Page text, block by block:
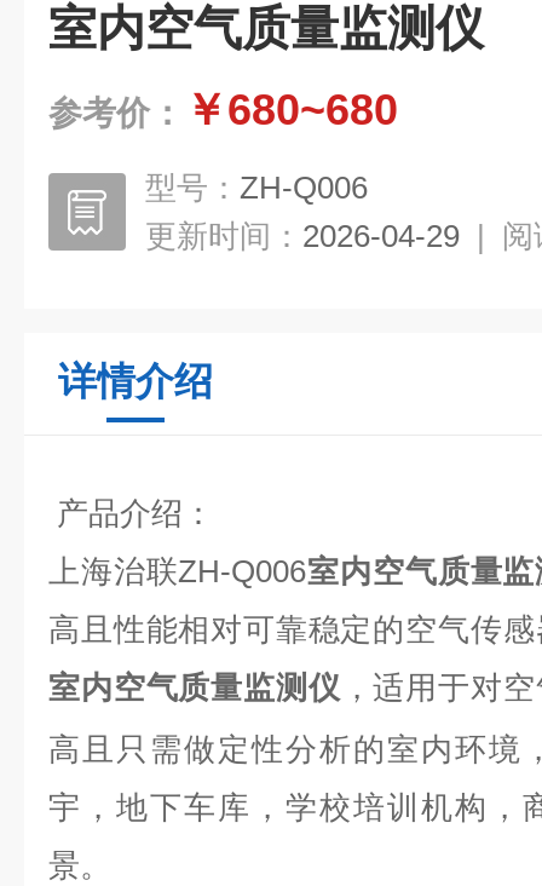
室内空气质量监测仪
参考价： ￥680~680
型号： ZH-Q006
更新时间： 2026-04-29 | 阅
详情介绍
产品介绍：
上海治联ZH-Q006室内空气质量
高且性能相对可靠稳定的空气传
室内空气质量监测仪 ，适用于对
高且只需做定性分析的室内环境
宇，地下车库，学校培训机构，
景。